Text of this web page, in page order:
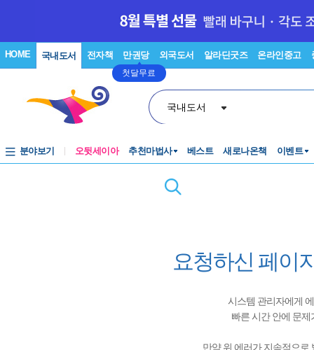
HOME 국내도서 전자책 만권당
첫달무료
외국도서 알라딘굿즈 온라인중고
국내도서
분야보기 오뒷세이아 추천마법사 베스트 새로나온책 이벤트
요청하신 페이
시스템 관리자에게
빠른 시간 안에 문
만약 위 에러가 지속적으로